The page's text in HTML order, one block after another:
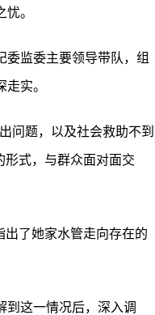
。
监委主要领导带队，组
实。
问题，以及社会救助不到
形式，与群众面对面交
了她家水管走向存在的
到这一情况后，深入调